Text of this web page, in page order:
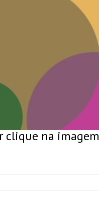
clique na imagem